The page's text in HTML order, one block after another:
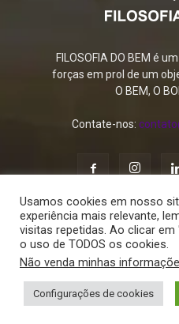
FILOSOFIA DO BEM é
forças em prol de um
O BEM, O
Contate-nos:
Política de Privacidade
Feito com
Usamos cookies em nosso
experiência mais relevante,
visitas repetidas. Ao clicar
o uso de TODOS os cookies.
Não venda minhas
Configurações de cookies